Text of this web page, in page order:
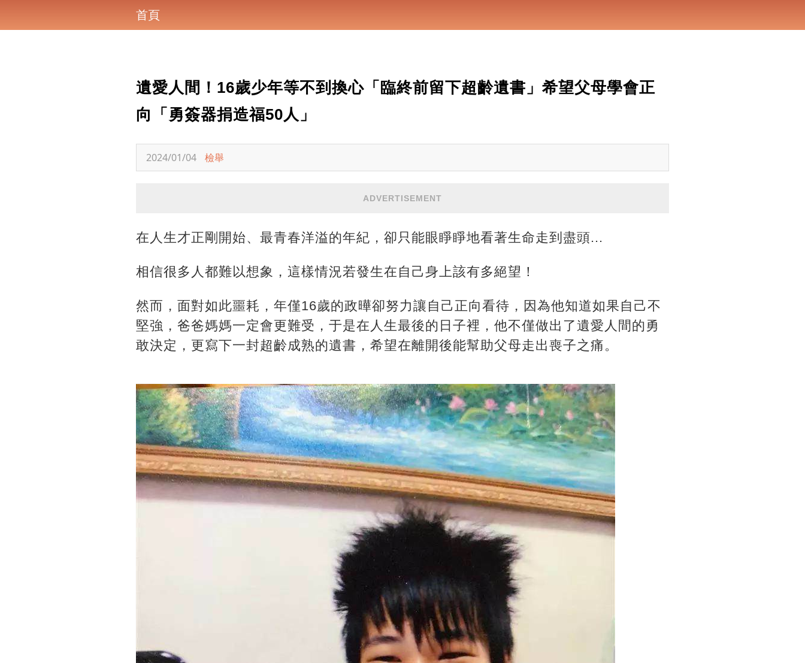
首頁
遺愛人間！16歲少年等不到換心「臨終前留下超齡遺書」希望父母學會正
向「勇簽器捐造福50人」
2024/01/04 檢舉
ADVERTISEMENT
在人生才正剛開始、最青春洋溢的年紀，卻只能眼睜睜地看著生命走到盡頭...
相信很多人都難以想象，這樣情況若發生在自己身上該有多絕望！
然而，面對如此噩耗，年僅16歲的政曄卻努力讓自己正向看待，因為他知道如果自己不
堅強，爸爸媽媽一定會更難受，于是在人生最後的日子裡，他不僅做出了遺愛人間的勇
敢決定，更寫下一封超齡成熟的遺書，希望在離開後能幫助父母走出喪子之痛。